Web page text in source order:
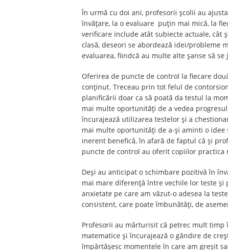
În urmă cu doi ani, profesorii școlii au
învățare, la o evaluare puțin mai mică, la
verificare include atât subiecte actuale,
clasă, deseori se abordează idei/probleme
evaluarea, fiindcă au multe alte șanse să
Oferirea de puncte de control la fiecare
conținut. Treceau prin tot felul de
planificării doar ca să poată da testul la
mai multe oportunități de a vedea
încurajează utilizarea testelor și a
mai multe oportunități de a-și aminti o idee
inerent benefică, în afară de faptul că și
puncte de control au oferit copiilor practica
Deși au anticipat o schimbare pozitivă în
mai mare diferență între vechile lor teste și
anxietate pe care am văzut-o adesea la
consistent, care poate îmbunătăți, de
Profesorii au mărturisit că petrec mult timp
matematice și încurajează o gândire de
împărtășesc momentele în care am greșit